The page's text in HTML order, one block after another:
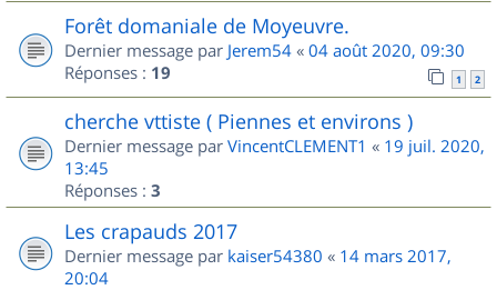
Forêt domaniale de Moyeuvre.
Dernier message par Jerem54 « 04 août 2020, 09:30
Réponses : 19 1 2
cherche vttiste ( Piennes et environs )
Dernier message par VincentCLEMENT1 « 19 juil. 2020,
13:45
Réponses : 3
Les crapauds 2017
Dernier message par kaiser54380 « 14 mars 2017,
20:04